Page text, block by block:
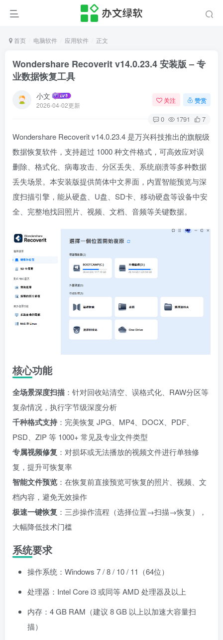
首页 电脑软件 应用软件 正文
Wondershare Recoverit v14.0.23.4 安装版 – 专
业数据恢复工具
小文
2026-04-02更新
关注 赞赏
0 1791 7
Wondershare Recoverit v14.0.23.4 是万兴科技推出的旗舰级
数据恢复软件，支持超过 1000 种文件格式，可高效应对误
删除、格式化、病毒攻击、分区丢失、系统崩溃等多种数据
丢失场景。本安装版提供简体中文界面，内置智能预览与深
度扫描引擎，能从硬盘、U盘、SD卡、移动硬盘等设备中安
全、完整地找回照片、视频、文档、音频等关键数据。
核心功能
全场景深度扫描 ：针对回收站清空、误格式化、RAW分区等
复杂情况，执行字节级深度分析
千种格式支持：完美恢复 JPG、MP4、DOCX、PDF、
PSD、ZIP 等 1000+ 常见及专业文件类型
专属视频修复 ：对损坏或无法播放的视频文件进行单独修
复，提升可恢复率
智能文件预览 ：在恢复前直接预览可恢复的照片、视频、文
档内容，避免无效操作
极速一键恢复 ：三步操作流程（选择位置→扫描→恢复），
大幅降低技术门槛
系统要求
操作系统：Windows 7 / 8 / 10 / 11（64位）
处理器：Intel Core i3 或同等 AMD 处理器及以上
内存：4 GB RAM（建议 8 GB 以上以加速大容量扫
描）